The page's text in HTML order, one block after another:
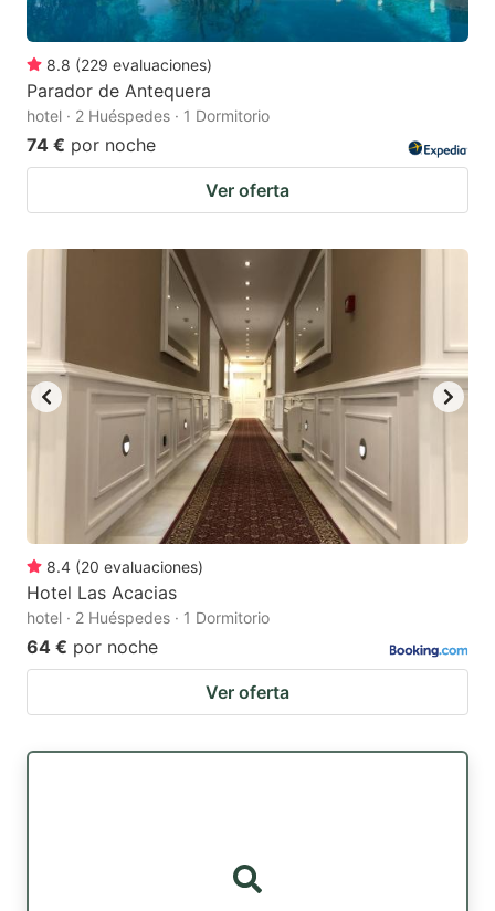
8.8 (229 evaluaciones)
Parador de Antequera
hotel · 2 Huéspedes · 1 Dormitorio
74 € por noche
Ver oferta
8.4 (20 evaluaciones)
Hotel Las Acacias
hotel · 2 Huéspedes · 1 Dormitorio
64 € por noche
Ver oferta